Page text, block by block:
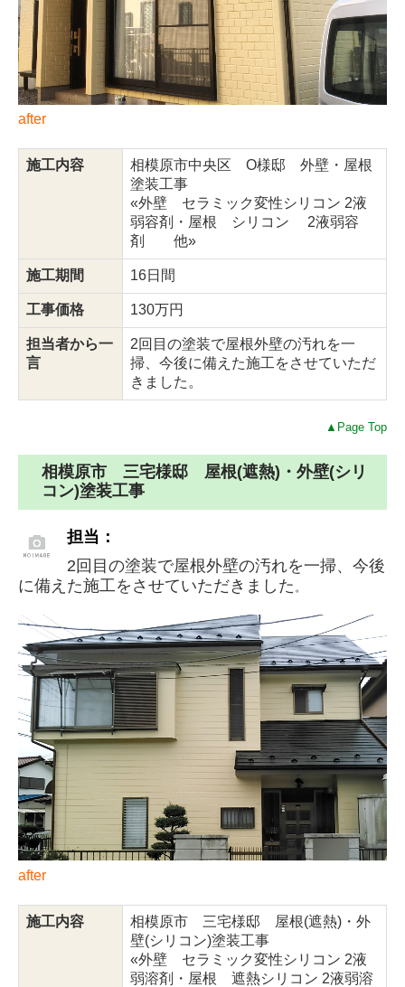
after
施工内容
相模原市中央区 O様邸 外壁・屋根
塗装工事
«外壁 セラミック変性シリコン 2液
弱容剤・屋根 シリコン 2液弱容
剤 他»
施工期間 16日間
工事価格 130万円
担当者から一
言
2回目の塗装で屋根外壁の汚れを一
掃、今後に備えた施工をさせていただ
きました。
▲Page Top
相模原市 三宅様邸 屋根(遮熱)・外壁(シリ
コン)塗装工事
担当：
2回目の塗装で屋根外壁の汚れを一掃、今後
に備えた施工をさせていただきました 。
after
施工内容
相模原市 三宅様邸 屋根(遮熱)・外
壁(シリコン)塗装工事
«外壁 セラミック変性シリコン 2液
弱溶剤・屋根 遮熱シリコン 2液弱溶